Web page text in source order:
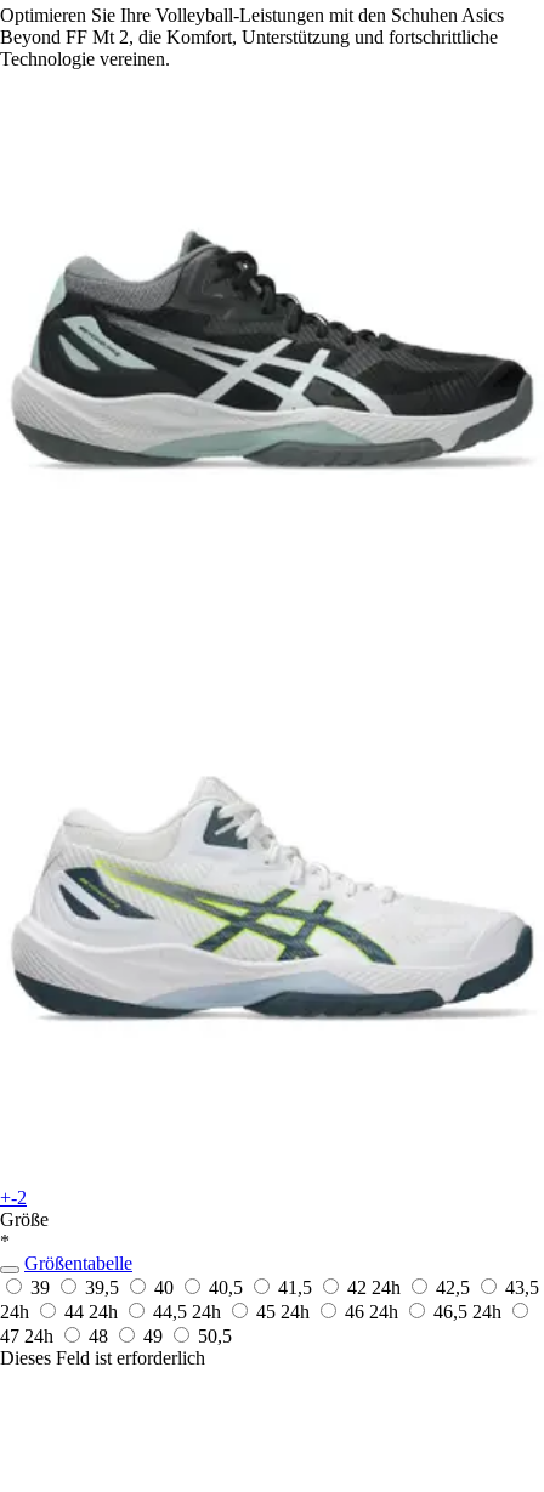
Optimieren Sie Ihre Volleyball-Leistungen mit den Schuhen Asics
Beyond FF Mt 2, die Komfort, Unterstützung und fortschrittliche
Technologie vereinen.
+-2
Größe
*
Größentabelle
39
39,5 40 40,5 41,5 42 24h 42,5
43,5
24h
44 24h 44,5 24h 45 24h 46 24h 46,5 24h
47 24h 48 49
50,5
Dieses Feld ist erforderlich